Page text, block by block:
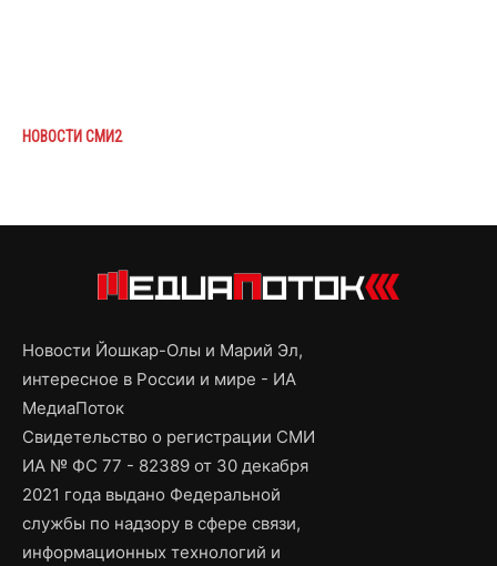
НОВОСТИ СМИ2
Новости Йошкар-Олы и Марий Эл,
интересное в России и мире - ИА
МедиаПоток
Свидетельство о регистрации СМИ
ИА № ФС 77 - 82389 от 30 декабря
2021 года выдано Федеральной
службы по надзору в сфере связи,
информационных технологий и